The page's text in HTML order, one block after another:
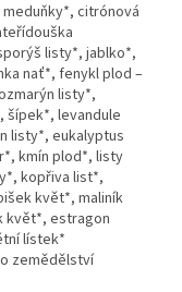
citrónová
listy*, jablko*,
nať*, fenykl plod –
listy*,
šípek*, levandule
listy*, eukalyptus
kmín plod*, listy
kopřiva list*,
květ*, maliník
květ*, estragon
lístek*
zemědělství